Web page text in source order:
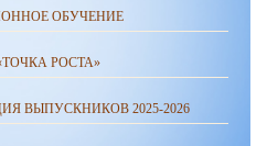
ОБУЧЕНИЕ
РОСТА»
ВЫПУСКНИКОВ 2025-2026